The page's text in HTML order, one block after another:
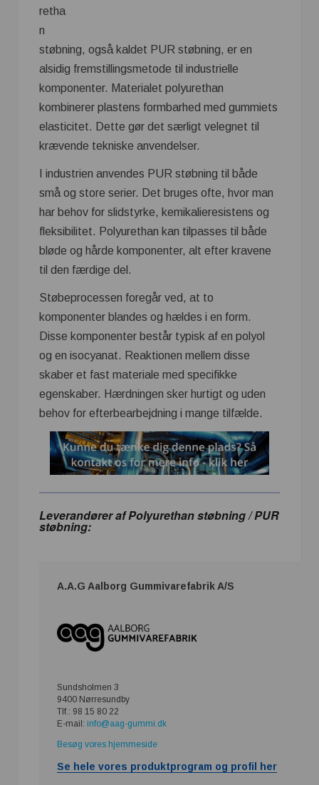
retha
n
støbning, også kaldet PUR støbning, er en
alsidig fremstillingsmetode til industrielle
komponenter. Materialet polyurethan
kombinerer plastens formbarhed med gummiets
elasticitet. Dette gør det særligt velegnet til
krævende tekniske anvendelser.
I industrien anvendes PUR støbning til både
små og store serier. Det bruges ofte, hvor man
har behov for slidstyrke, kemikalieresistens og
fleksibilitet. Polyurethan kan tilpasses til både
bløde og hårde komponenter, alt efter kravene
til den færdige del.
Støbeprocessen foregår ved, at to
komponenter blandes og hældes i en form.
Disse komponenter består typisk af en polyol
og en isocyanat. Reaktionen mellem disse
skaber et fast materiale med specifikke
egenskaber. Hærdningen sker hurtigt og uden
behov for efterbearbejdning i mange tilfælde.
Leverandører af Polyurethan støbning / PUR
støbning:
A.A.G Aalborg Gummivarefabrik A/S
Sundsholmen 3
9400 Nørresundby
Tlf.: 98 15 80 22
E-mail: info@aag-gummi.dk
Besøg vores hjemmeside
Se hele vores produktprogram og profil her